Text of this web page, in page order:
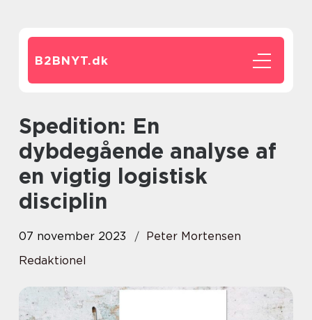
B2BNYT.dk
Spedition: En
dybdegående analyse af
en vigtig logistisk
disciplin
07 november 2023
Peter Mortensen
Redaktionel